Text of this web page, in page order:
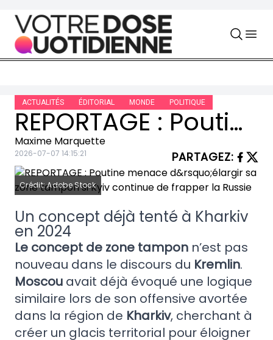
Skip to content
ACTUALITÉS ÉDITORIAL MONDE POLITIQUE
REPORTAGE : Poutine menace d’élargir sa zone tampon si Kyiv continue de frapper la Russie
Maxime Marquette
2026-07-07 14:15:21 PARTAGEZ:
Crédit: Adobe Stock
Un concept déjà tenté à Kharkiv
en 2024
Le concept de zone tampon n’est pas
nouveau dans le discours du Kremlin.
Moscou avait déjà évoqué une logique
similaire lors de son offensive avortée
dans la région de Kharkiv, cherchant à
créer un glacis territorial pour éloigner